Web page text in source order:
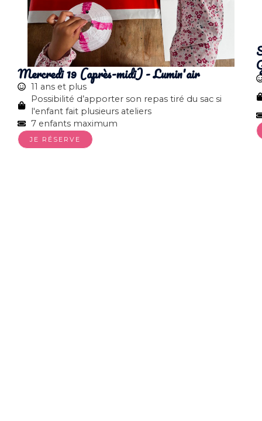
Mercredi 19 (après-midi) - Lumin'air
11 ans et plus
Possibilité d’apporter son repas tiré du sac si
l'enfant fait plusieurs ateliers
7 enfants maximum
JE RÉSERVE